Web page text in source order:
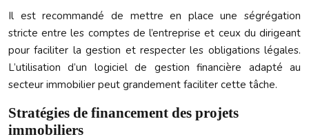
Il est recommandé de mettre en place une ségrégation
stricte entre les comptes de l’entreprise et ceux du dirigeant
pour faciliter la gestion et respecter les obligations légales.
L’utilisation d’un logiciel de gestion financière adapté au
secteur immobilier peut grandement faciliter cette tâche.
Stratégies de financement des projets
immobiliers